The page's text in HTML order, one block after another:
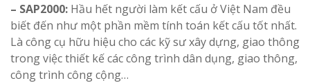
– SAP2000: Hầu hết người làm kết cấu ở Việt Nam đều
biết đến như một phần mềm tính toán kết cấu tốt nhất.
Là công cụ hữu hiệu cho các kỹ sư xây dựng, giao thông
trong việc thiết kế các công trình dân dụng, giao thông,
công trình công cộng…